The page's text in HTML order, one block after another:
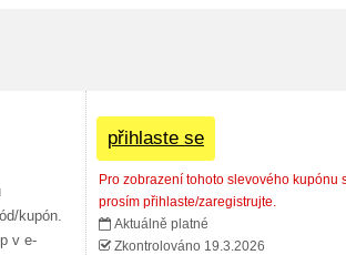
kupón.
v e-
přihlaste se
Pro zobrazení tohoto slevového kupónu
prosím přihlaste/zaregistrujte.
Aktuálně platné
Zkontrolováno 19.3.2026